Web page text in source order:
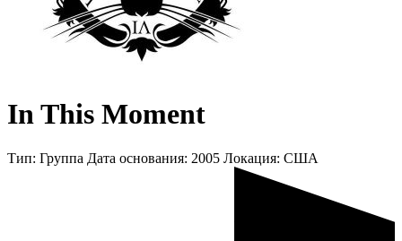
In This Moment
Тип: Группа Дата основания: 2005 Локация: США